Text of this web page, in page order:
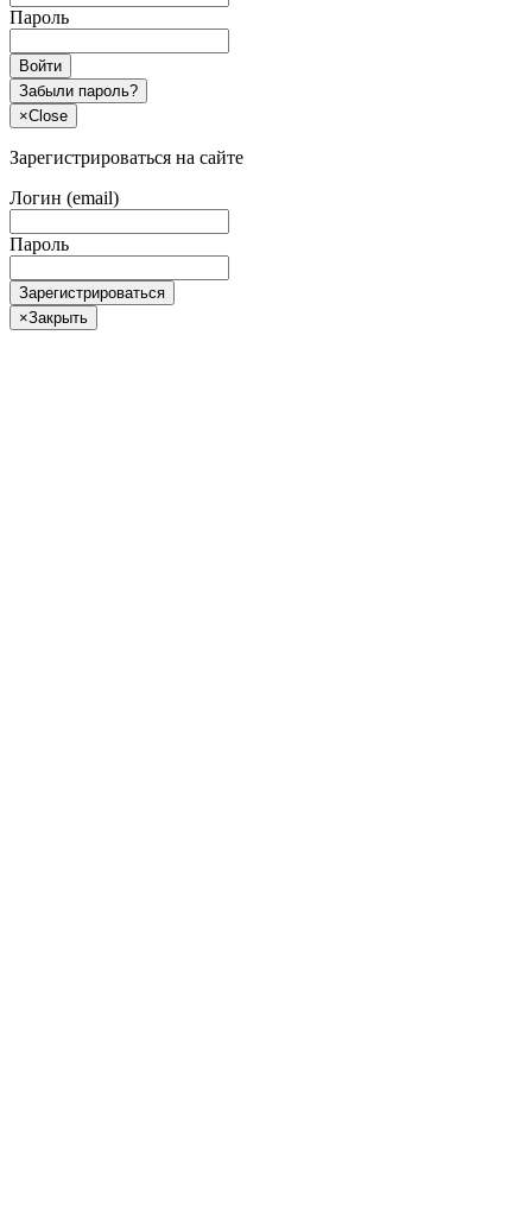
Пароль
Войти
Забыли пароль?
×Close
Зарегистрироваться на сайте
Логин (email)
Пароль
Зарегистрироваться
×Закрыть